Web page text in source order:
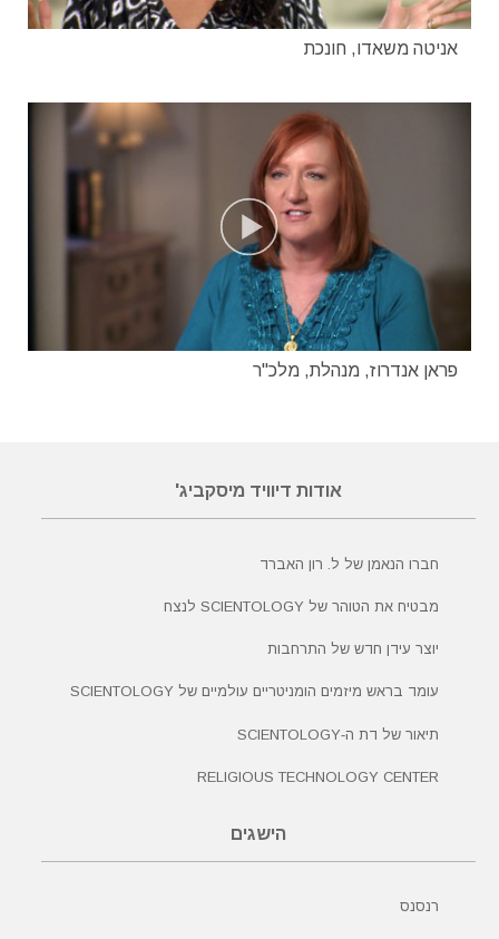
אניטה משאדו, חונכת
פראן אנדרוז, מנהלת, מלכ"ר
אודות דיוויד מיסקביג'
חברו הנאמן של ל. רון האברד
מבטיח את הטוהר של SCIENTOLOGY לנצח
יוצר עידן חדש של התרחבות
עומד בראש מיזמים הומניטריים עולמיים של SCIENTOLOGY
תיאור של דת ה‑SCIENTOLOGY
RELIGIOUS TECHNOLOGY CENTER
הישגים
רנסנס